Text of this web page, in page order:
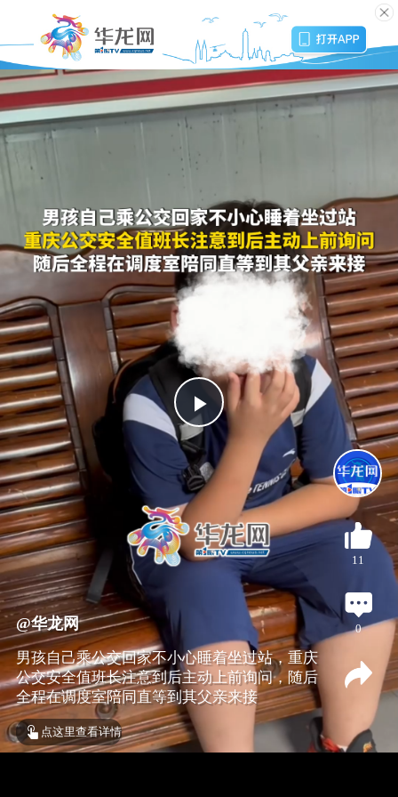
P
l
a
i
d
11
0
@华龙网
男孩自己乘公交回家不小心睡着坐过站，重庆
公交安全值班长注意到后主动上前询问，随后
全程在调度室陪同直等到其父亲来接
点这里查看详情